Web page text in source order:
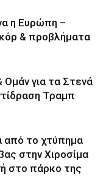
η Ευρώπη –
& προβλήματα
Ομάν για τα Στενά
Τραμπ
από το χτύπημα
στην Χιροσίμα
στο πάρκο της